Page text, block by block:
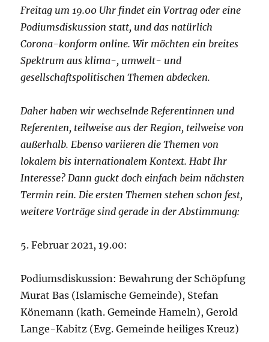
Freitag um 19.00 Uhr findet ein Vortrag oder eine
Podiumsdiskussion statt, und das natürlich
Corona-konform online. Wir möchten ein breites
Spektrum aus klima-, umwelt- und
gesellschaftspolitischen Themen abdecken.
Daher haben wir wechselnde Referentinnen und
Referenten, teilweise aus der Region, teilweise von
außerhalb. Ebenso variieren die Themen von
lokalem bis internationalem Kontext. Habt Ihr
Interesse? Dann guckt doch einfach beim nächsten
Termin rein. Die ersten Themen stehen schon fest,
weitere Vorträge sind gerade in der Abstimmung:
5. Februar 2021, 19.00:
Podiumsdiskussion: Bewahrung der Schöpfung
Murat Bas (Islamische Gemeinde), Stefan
Könemann (kath. Gemeinde Hameln), Gerold
Lange-Kabitz (Evg. Gemeinde heiliges Kreuz)